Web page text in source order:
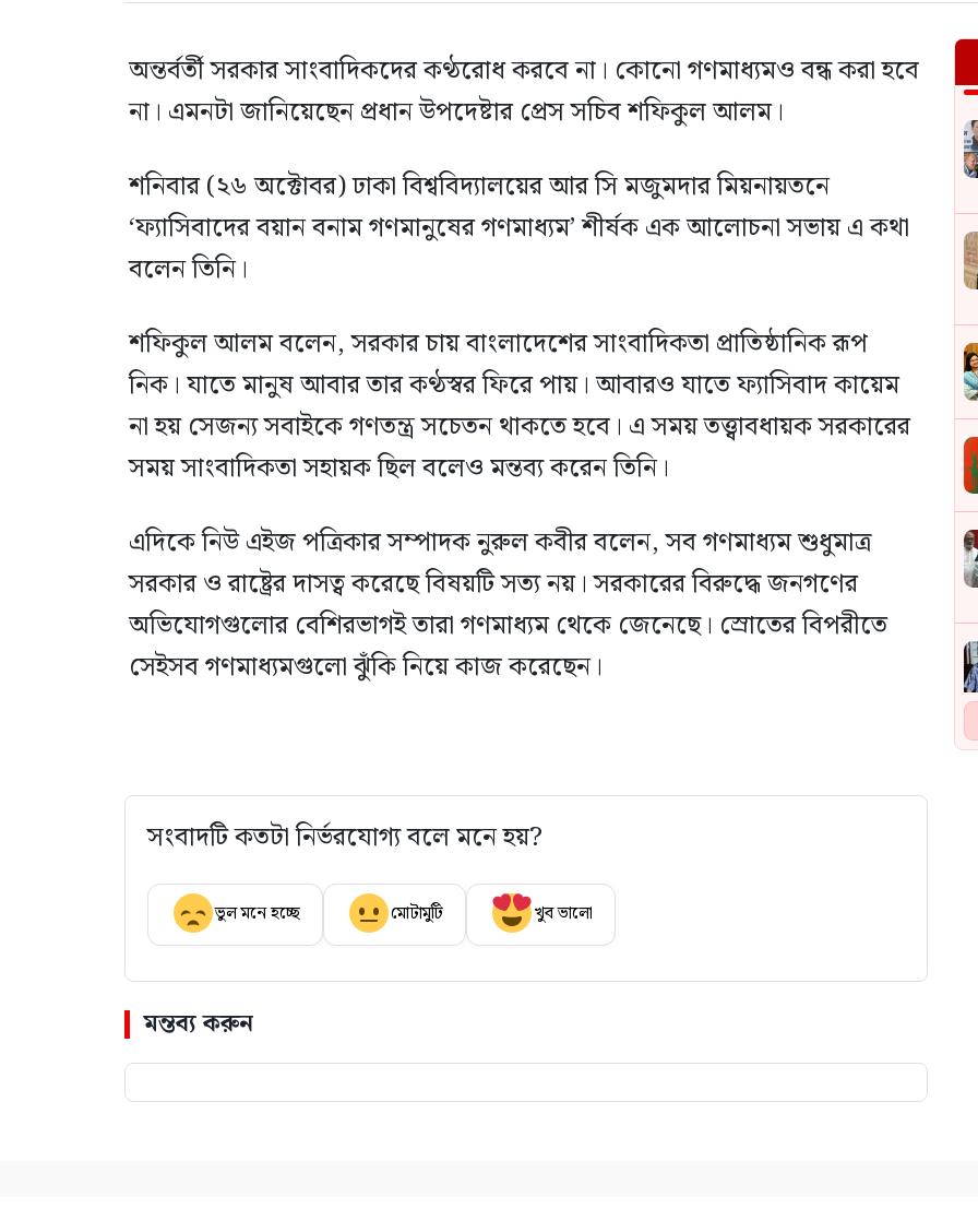
অন্তর্বর্তী সরকার সাংবাদিকদের কণ্ঠরোধ করবে না। কোনো গণমাধ্যমও বন্ধ করা হবে
না। এমনটা জানিয়েছেন প্রধান উপদেষ্টার প্রেস সচিব শফিকুল আলম।
শনিবার (২৬ অক্টোবর) ঢাকা বিশ্ববিদ্যালয়ের আর সি মজুমদার মিয়নায়তনে
‘ফ্যাসিবাদের বয়ান বনাম গণমানুষের গণমাধ্যম’ শীর্ষক এক আলোচনা সভায় এ কথা
বলেন তিনি।
শফিকুল আলম বলেন, সরকার চায় বাংলাদেশের সাংবাদিকতা প্রাতিষ্ঠানিক রূপ
নিক। যাতে মানুষ আবার তার কণ্ঠস্বর ফিরে পায়। আবারও যাতে ফ্যাসিবাদ কায়েম
না হয় সেজন্য সবাইকে গণতন্ত্র সচেতন থাকতে হবে। এ সময় তত্ত্বাবধায়ক সরকারের
সময় সাংবাদিকতা সহায়ক ছিল বলেও মন্তব্য করেন তিনি।
এদিকে নিউ এইজ পত্রিকার সম্পাদক নুরুল কবীর বলেন, সব গণমাধ্যম শুধুমাত্র
সরকার ও রাষ্ট্রের দাসত্ব করেছে বিষয়টি সত্য নয়। সরকারের বিরুদ্ধে জনগণের
অভিযোগগুলোর বেশিরভাগই তারা গণমাধ্যম থেকে জেনেছে। স্রোতের বিপরীতে
সেইসব গণমাধ্যমগুলো ঝুঁকি নিয়ে কাজ করেছেন।
সংবাদটি কতটা নির্ভরযোগ্য বলে মনে হয়?
ভুল মনে হচ্ছে মোটামুটি খুব ভালো
মন্তব্য করুন